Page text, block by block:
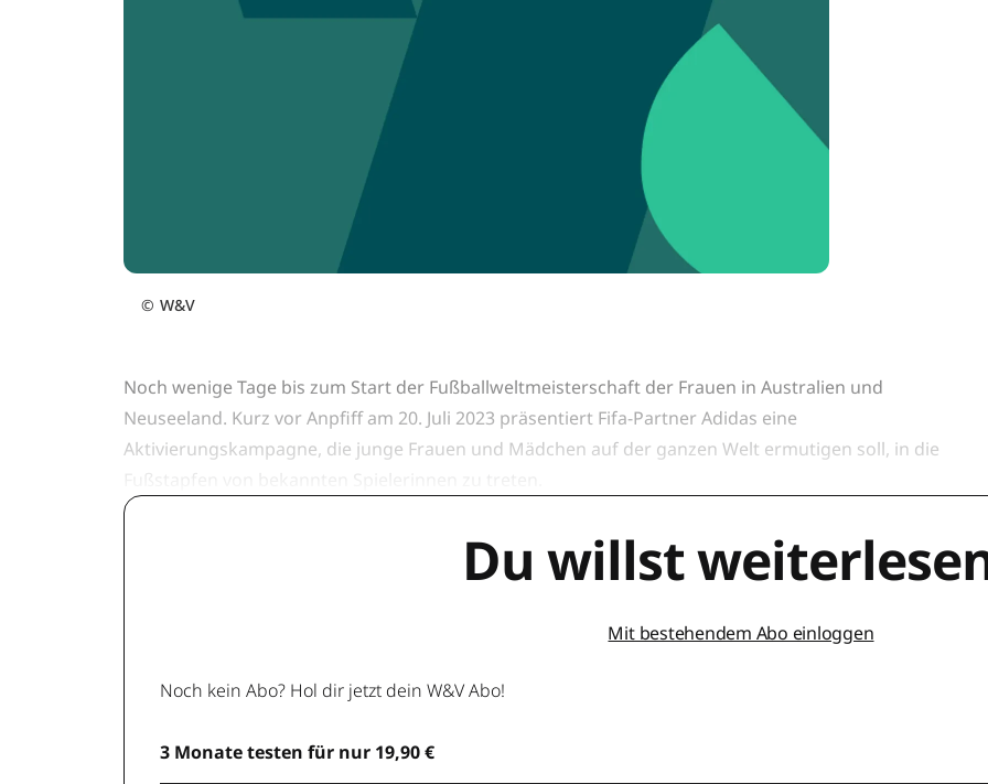
© W&V
Noch wenige Tage bis zum Start der Fußballweltmeisterschaft der Frauen in Australien und
Neuseeland. Kurz vor Anpfiff am 20. Juli 2023 präsentiert Fifa-Partner Adidas eine
Aktivierungskampagne, die junge Frauen und Mädchen auf der ganzen Welt ermutigen soll, in die
Du willst
Mit bestehendem Abo einloggen
Noch kein Abo? Hol dir jetzt dein W&V Abo!
3 Monate testen für nur 19,90 €